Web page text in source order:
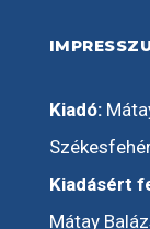
Kiadó:
Kiadásért
Mátay